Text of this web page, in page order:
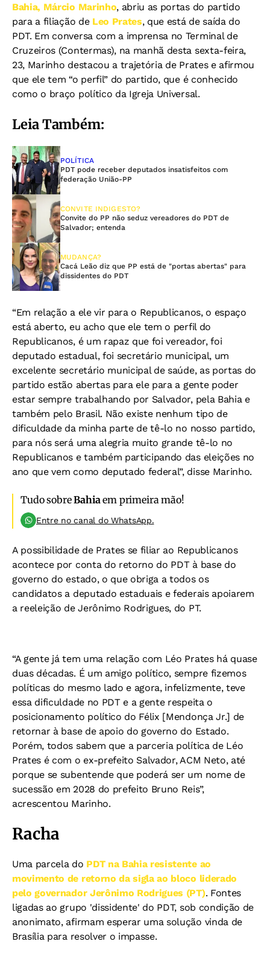
Bahia, Márcio Marinho, abriu as portas do partido
para a filiação de Leo Prates, que está de saída do
PDT. Em conversa com a imprensa no Terminal de
Cruzeiros (Contermas), na manhã desta sexta-feira,
23, Marinho destacou a trajetória de Prates e afirmou
que ele tem “o perfil” do partido, que é conhecido
como o braço político da Igreja Universal.
Leia Também:
POLÍTICA
PDT pode receber deputados insatisfeitos com
federação União-PP
CONVITE INDIGESTO?
Convite do PP não seduz vereadores do PDT de
Salvador; entenda
MUDANÇA?
Cacá Leão diz que PP está de "portas abertas" para
dissidentes do PDT
“Em relação a ele vir para o Republicanos, o espaço
está aberto, eu acho que ele tem o perfil do
Republicanos, é um rapaz que foi vereador, foi
deputado estadual, foi secretário municipal, um
excelente secretário municipal de saúde, as portas do
partido estão abertas para ele para a gente poder
estar sempre trabalhando por Salvador, pela Bahia e
também pelo Brasil. Não existe nenhum tipo de
dificuldade da minha parte de tê-lo no nosso partido,
para nós será uma alegria muito grande tê-lo no
Republicanos e também participando das eleições no
ano que vem como deputado federal”, disse Marinho.
Tudo sobreBahia em primeira mão!
Entre no canal do WhatsApp.
A possibilidade de Prates se filiar ao Republicanos
acontece por conta do retorno do PDT à base do
governo do estado, o que obriga a todos os
candidatos a deputado estaduais e federais apoiarem
a reeleição de Jerônimo Rodrigues, do PT.
“A gente já tem uma relação com Léo Prates há quase
duas décadas. É um amigo político, sempre fizemos
políticas do mesmo lado e agora, infelizmente, teve
essa dificuldade no PDT e a gente respeita o
posicionamento político do Félix [Mendonça Jr.] de
retornar à base de apoio do governo do Estado.
Porém, todos sabem que a parceria política de Léo
Prates é com o ex-prefeito Salvador, ACM Neto, até
porque se subentende que poderá ser um nome de
sucessão em 2028 do prefeito Bruno Reis”,
acrescentou Marinho.
Racha
Uma parcela do PDT na Bahia resistente ao
movimento de retorno da sigla ao bloco liderado
pelo governador Jerônimo Rodrigues (PT). Fontes
ligadas ao grupo 'dissidente' do PDT, sob condição de
anonimato, afirmam esperar uma solução vinda de
Brasília para resolver o impasse.